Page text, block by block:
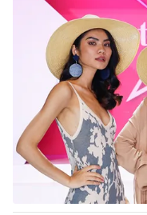
Thế giới
Tin tức
Thế giới đó đây
Câu chuyện quốc tế
Kinh tế
Tài chính
Thị trường
Góc doanh nghiệp
Dữ liệu và đời sống
Truyền hình